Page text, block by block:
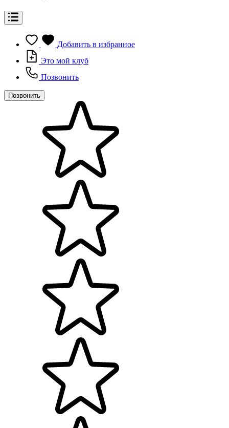
Добавить в избранное
Это мой клуб
Позвонить
Позвонить